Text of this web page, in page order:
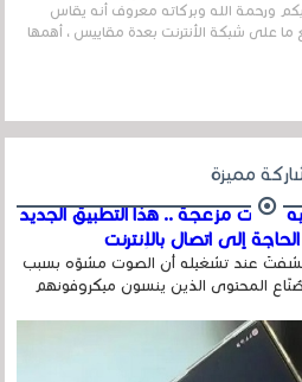
ورحمة الله وبركاته معروف أنه يقاس
ما على شبكة الأنترنت بعدة مقاييس ، أهمها
مميزة
مزعجة .. هذا التطبيق الجديد
إلى اتصال بالإنترنت
عند تشغيله أن الصوت مشوّه بسبب
المحتوى الذين ينسون ميكروفونهم